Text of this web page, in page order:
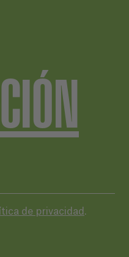
de privacidad .